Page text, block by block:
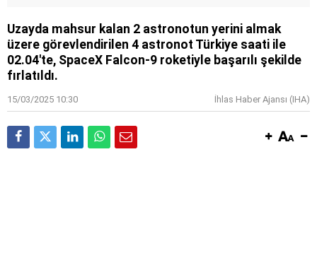
Uzayda mahsur kalan 2 astronotun yerini almak
üzere görevlendirilen 4 astronot Türkiye saati ile
02.04'te, SpaceX Falcon-9 roketiyle başarılı şekilde
fırlatıldı.
15/03/2025 10:30 İhlas Haber Ajansı (IHA)